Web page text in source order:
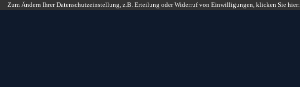
Zum Ändern Ihrer Datenschutzeinstellung, z.B. Erteilung oder Widerruf von Einwilligungen, klicken Sie hier: